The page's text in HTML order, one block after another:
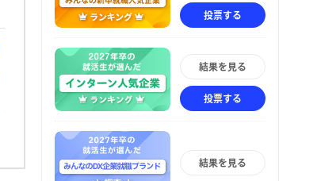
投票する
結果を見る
投票する
結果を見る